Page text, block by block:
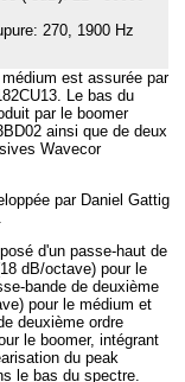
270, 1900 Hz
est assurée par
Le bas du
par le boomer
ainsi que de deux
Wavecor
par Daniel Gattig
d'un passe-haut de
dB/octave) pour le
bande de deuxième
pour le médium et
deuxième ordre
le boomer, intégrant
du peak
le bas du spectre.